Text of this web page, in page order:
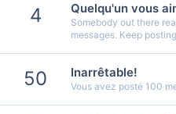
4 Quelqu'un vous
Somebody out there
messages. Keep
50 Inarrêtable!
Vous avez posté 100